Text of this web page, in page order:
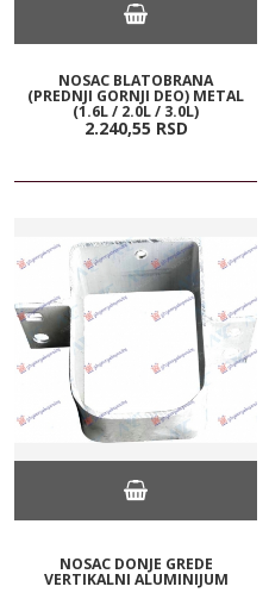
NOSAC BLATOBRANA
(PREDNJI GORNJI DEO) METAL
(1.6L / 2.0L / 3.0L)
2.240,55 RSD
NOSAC DONJE GREDE
VERTIKALNI ALUMINIJUM